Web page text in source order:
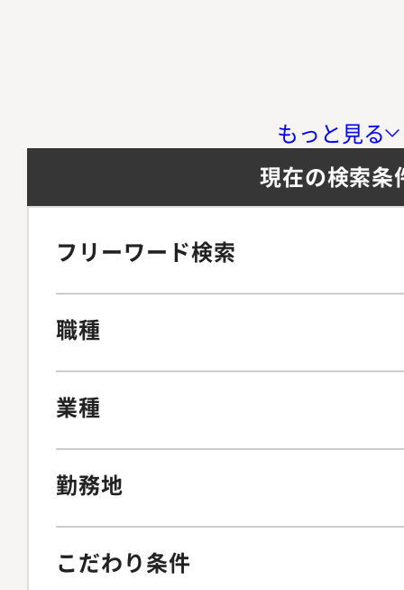
もっと見る
現在の検索条
フリーワード検索
職種
業種
勤務地
こだわり条件